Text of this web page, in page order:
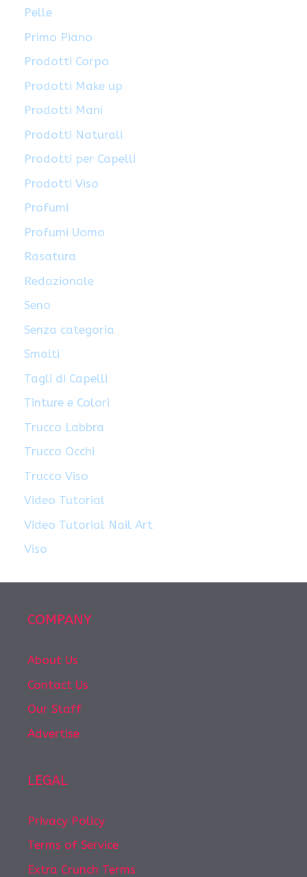
Pelle
Primo Piano
Prodotti Corpo
Prodotti Make up
Prodotti Mani
Prodotti Naturali
Prodotti per Capelli
Prodotti Viso
Profumi
Profumi Uomo
Rasatura
Redazionale
Seno
Senza categoria
Smalti
Tagli di Capelli
Tinture e Colori
Trucco Labbra
Trucco Occhi
Trucco Viso
Video Tutorial
Video Tutorial Nail Art
Viso
COMPANY
About Us
Contact Us
Our Staff
Advertise
LEGAL
Privacy Policy
Terms of Service
Extra Crunch Terms